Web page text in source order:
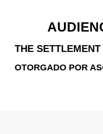
THE SETTLEMENT
OTORGADO POR